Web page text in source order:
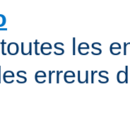
les
erreurs